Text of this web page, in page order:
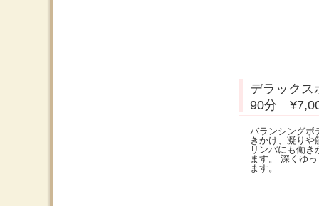
デラックス
90分
バランシングボ
きかけ、凝りや
リンパにも働
ます。 深くゆ
ます。